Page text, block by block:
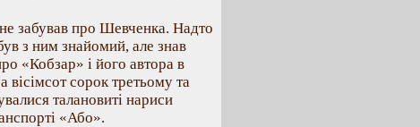
забував про Шевченка. Надто
з ним знайомий, але знав
«Кобзар» і його автора в
вісімсот сорок третьому та
талановиті нариси
«Або».